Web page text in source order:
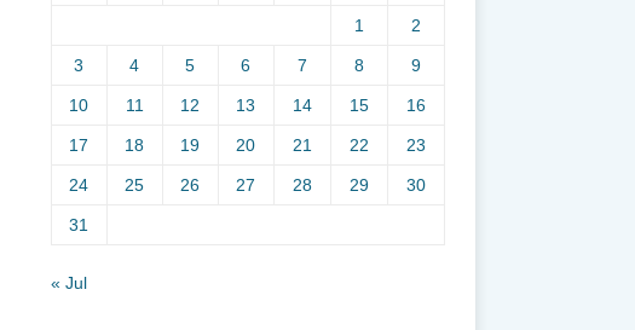
1 2
3 4 5 6 7 8 9
10 11 12 13 14 15 16
17 18 19 20 21 22 23
24 25 26 27 28 29 30
31
« Jul